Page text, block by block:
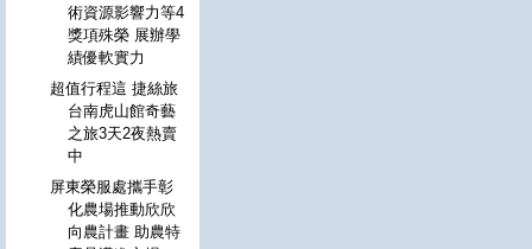
術資源影響力等4
獎項殊榮 展辦學
績優軟實力
超值行程這 捷絲旅
台南虎山館奇藝
之旅3天2夜熱賣
中
屏東榮服處攜手彰
化農場推動欣欣
向農計畫 助農特